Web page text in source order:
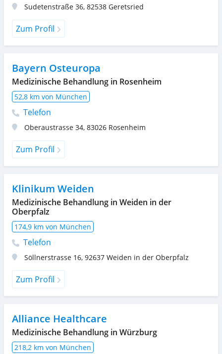
Sudetenstraße 36, 82538 Geretsried
Zum Profil
Bayern Osteuropa
Medizinische Behandlung in Rosenheim
52,8 km von München
Telefon
Oberaustrasse 34, 83026 Rosenheim
Zum Profil
Klinikum Weiden
Medizinische Behandlung in Weiden in der
Oberpfalz
174,9 km von München
Telefon
Söllnerstrasse 16, 92637 Weiden in der Oberpfalz
Zum Profil
Alliance Healthcare
Medizinische Behandlung in Würzburg
218,2 km von München